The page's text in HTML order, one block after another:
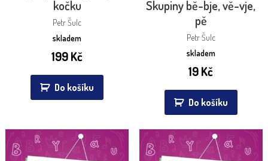
kočku
Petr Šulc
skladem
199Kč
Do košíku
Skupiny bě-bje, vě-vje,
pě
Petr Šulc
skladem
19Kč
Do košíku